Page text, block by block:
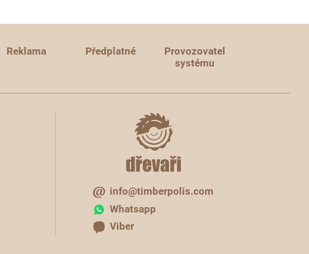
Reklama Předplatné
Provozovatel
systému
info@timberpolis.com
Whatsapp
Viber